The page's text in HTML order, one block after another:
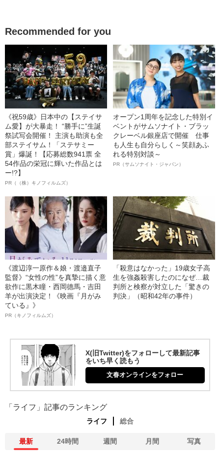
Recommended for you
《祝59歳》日本中の【ステイサ
ム愛】が大暴走！ “勝手に”生誕
祭試写会開催！ 主演も助演も全
部ステイサム！「ステサミー
賞」爆誕！【応募総数941票 全
54作品の栄冠に輝いた作品とは
ー!?】
PR（（株）キノフィルムズ）
オープン1周年を記念した特別イ
ベントがサムソナイト・ブラッ
クレーベル銀座店で開催 仕事
も人生も自分らしく～笑顔あふ
れる特別対談～
PR（サムソナイト・ジャパン）
《渡辺淳一原作＆娘・渡邉直子
監督》“女性の性”を真摯に描く意
欲作に黒木瞳・西岡德馬・吉田
羊が出演決定！《映画『月がみ
ている』》
PR（キノフィルムズ）
「殺意はなかった」19歳女子高
生を強姦殺害したのになぜ…裁
判所と検察が対立した「驚きの
判決」（昭和42年の事件）
X(旧Twitter)をフォローして最新記事
をいち早く読もう
文春オンラインをフォロー
「ライフ」記事のランキング
ライフ 総合
最新 24時間 週間 月間 写真